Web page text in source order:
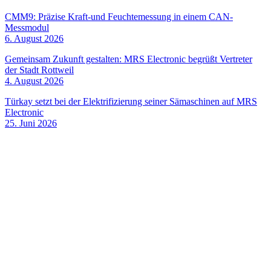
CMM9: Präzise Kraft-und Feuchtemessung in einem CAN-
Messmodul
6. August 2026
Gemeinsam Zukunft gestalten: MRS Electronic begrüßt Vertreter
der Stadt Rottweil
4. August 2026
Türkay setzt bei der Elektrifizierung seiner Sämaschinen auf MRS
Electronic
25. Juni 2026